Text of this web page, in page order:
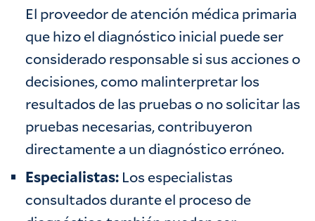
El proveedor de atención médica primaria
que hizo el diagnóstico inicial puede ser
considerado responsable si sus acciones o
decisiones, como malinterpretar los
resultados de las pruebas o no solicitar las
pruebas necesarias, contribuyeron
directamente a un diagnóstico erróneo.
Especialistas: Los especialistas
consultados durante el proceso de